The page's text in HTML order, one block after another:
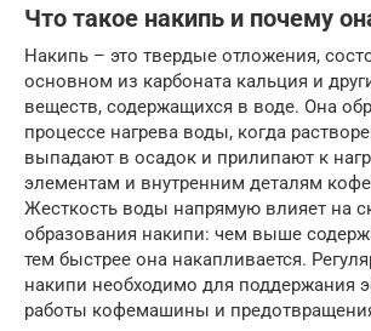
Что такое накипь и почему
Накипь – это твердые отложения,
основном из карбоната кальция и
веществ, содержащихся в воде. Она
процессе нагрева воды, когда
выпадают в осадок и прилипают к
элементам и внутренним деталям
Жесткость воды напрямую влияет на
образования накипи: чем выше
тем быстрее она накапливается.
накипи необходимо для поддержания
работы кофемашины и